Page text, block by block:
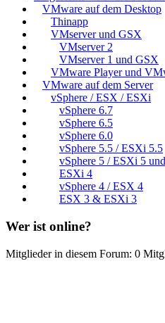
VMware auf dem Desktop
Thinapp
VMserver und GSX
VMserver 2
VMserver 1 und GSX
VMware Player und
VMware auf dem Server
vSphere / ESX / ESXi
vSphere 6.7
vSphere 6.5
vSphere 6.0
vSphere 5.5 / ESXi 5.5
vSphere 5 / ESXi 5
ESXi 4
vSphere 4 / ESX 4
ESX 3 & ESXi 3
Wer ist online?
Mitglieder in diesem Forum: 0